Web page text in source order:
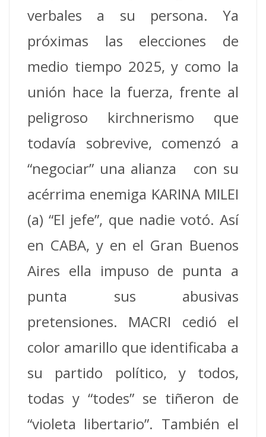
verbales a su persona. Ya
próximas las elecciones de
medio tiempo 2025, y como la
unión hace la fuerza, frente al
peligroso kirchnerismo que
todavía sobrevive, comenzó a
“negociar” una alianza con su
acérrima enemiga KARINA MILEI
(a) “El jefe”, que nadie votó. Así
en CABA, y en el Gran Buenos
Aires ella impuso de punta a
punta sus abusivas
pretensiones. MACRI cedió el
color amarillo que identificaba a
su partido político, y todos,
todas y “todes” se tiñeron de
“violeta libertario”. También el